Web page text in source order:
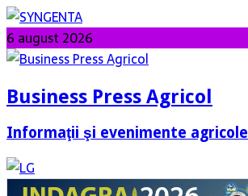
6 august 2026
Business Press Agricol
Informaţii şi evenimente agricole